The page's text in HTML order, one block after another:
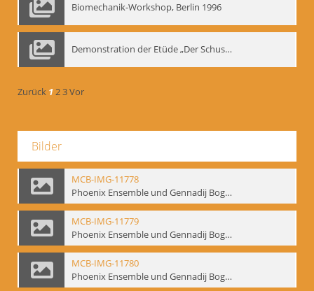
Biomechanik-Workshop, Berlin 1996
Demonstration der Etüde „Der Schuss mit dem Bogen“ durch Gennadij Nikolajewitsch Bogdanow, Berlin 1991
Zurück 123Vor
Bilder
MCB-IMG-11778
Phoenix Ensemble und Gennadij Bogdanow; BM-img-105-4
MCB-IMG-11779
Phoenix Ensemble und Gennadij Bogdanow; BM-img-105-5
MCB-IMG-11780
Phoenix Ensemble und Gennadij Bogdanow; BM-img-105-6